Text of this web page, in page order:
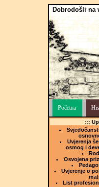
Dobrodošli na
Početna
:::
Uvjerenja
osmog i
Osvojena
Uvjerenje o
List